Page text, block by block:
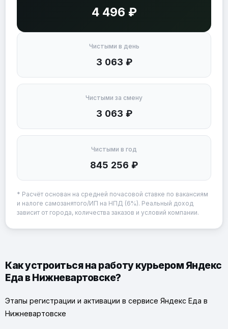
4 496 ₽
Чистыми в день
3 063 ₽
Чистыми за смену
3 063 ₽
Чистыми в год
845 256 ₽
* Расчёт основан на средней почасовой ставке по вакансиям
и налоге самозанятого/ИП на НПД (6%). Реальный доход
зависит от города, количества заказов и условий компании.
Как устроиться на работу курьером Яндекс
Еда в Нижневартовске?
Этапы регистрации и активации в сервисе Яндекс Еда в
Нижневартовске